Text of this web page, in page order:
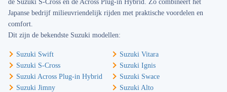
de Suzuki S-Cross en de Across Plug-in Hybrid. Zo combineert het
Japanse bedrijf milieuvriendelijk rijden met praktische voordelen en
comfort.
Dit zijn de bekendste Suzuki modellen:
Suzuki Swift
Suzuki Vitara
Suzuki S-Cross
Suzuki Ignis
Suzuki Across Plug-in Hybrid
Suzuki Swace
Suzuki Jimny
Suzuki Alto